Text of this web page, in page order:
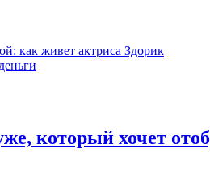
как живет актриса Здорик
который хочет